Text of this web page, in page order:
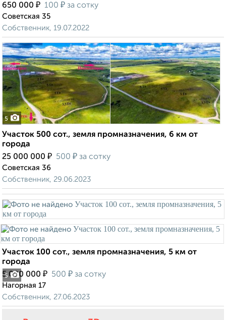
650 000 ₽ 100 ₽ за сотку
Советская 35
Собственник, 19.07.2022
5
Участок 500 сот., земля промназначения, 6 км от
города
25 000 000 ₽ 500 ₽ за сотку
Советская 36
Собственник, 29.06.2023
5
Участок 100 сот., земля промназначения, 5 км от
города
5 000 000 ₽ 500 ₽ за сотку
Нагорная 17
Собственник, 27.06.2023